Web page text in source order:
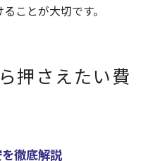
ことが大切です。
押さえたい費
徹底解説